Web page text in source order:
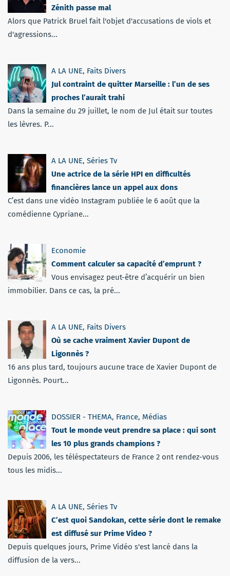
Zénith passe mal
Alors que Patrick Bruel fait l'objet d'accusations de viols et
d'agressions...
A LA UNE, Faits Divers
Jul contraint de quitter Marseille : l’un de ses
proches l’aurait trahi
Dans la semaine du 29 juillet, le nom de Jul était sur toutes
les lèvres. P...
A LA UNE, Séries Tv
Une actrice de la série HPI en difficultés
financières lance un appel aux dons
C’est dans une vidéo Instagram publiée le 6 août que la
comédienne Cypriane...
Economie
Comment calculer sa capacité d’emprunt ?
Vous envisagez peut-être d’acquérir un bien
immobilier. Dans ce cas, la pré...
A LA UNE, Faits Divers
Où se cache vraiment Xavier Dupont de
Ligonnès ?
16 ans plus tard, toujours aucune trace de Xavier Dupont de
Ligonnès. Pourt...
DOSSIER - THEMA, France, Médias
Tout le monde veut prendre sa place : qui sont
les 10 plus grands champions ?
Depuis 2006, les téléspectateurs de France 2 ont rendez-vous
tous les midis...
A LA UNE, Séries Tv
C’est quoi Sandokan, cette série dont le remake
est diffusé sur Prime Video ?
Depuis quelques jours, Prime Vidéo s'est lancé dans la
diffusion de la vers...